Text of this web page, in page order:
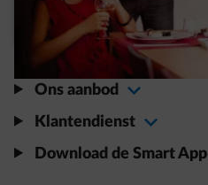
verlichting
Ons aanbod
Klantendienst
Download de Smart App